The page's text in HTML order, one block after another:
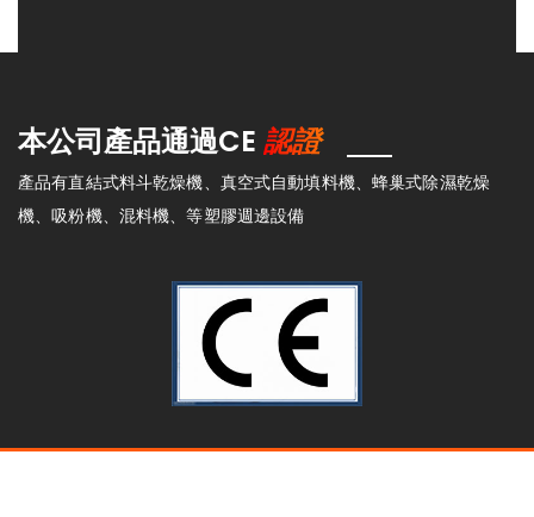
本公司產品通過CE 認證
產品有直結式料斗乾燥機、真空式自動填料機、蜂巢式除濕乾燥
機、吸粉機、混料機、等塑膠週邊設備